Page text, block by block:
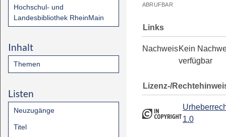
Hochschul- und
Landesbibliothek RheinMain
Inhalt
Themen
Listen
Neuzugänge
Titel
ABRUFBAR
Links
NachweisKein
verfügbar
Lizenz-/
1.0